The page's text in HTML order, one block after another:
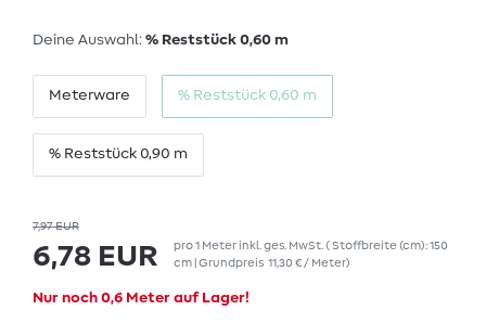
Deine Auswahl: % Reststück 0,60 m
Meterware % Reststück 0,60 m
% Reststück 0,90 m
7,97 EUR
6,78 EUR pro1 Meterinkl. ges. MwSt. ( Stoffbreite (cm): 150
cm | Grundpreis 11,30 € / Meter)
Nur noch 0,6 Meter auf Lager!